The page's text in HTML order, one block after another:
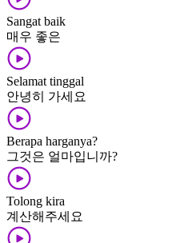
Sangat baik
매우 좋은
Selamat tinggal
안녕히 가세요
Berapa harganya?
그것은 얼마입니까?
Tolong kira
계산해주세요